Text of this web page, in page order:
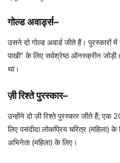
गोल्ड अवार्ड्स–
उसने दो गोल्ड अवार्ड जीते हैं। पुरस्कारों में
पाखी” के लिए सर्वश्रेष्ठ ऑनस्क्रीन
था।
ज़ी रिश्ते पुरस्कार–
उन्होंने दो ज़ी रिश्ते पुरस्कार जीते हैं; एक
लिए पसंदीदा लोकप्रिय चरित्र (महिला)
अभिनेता (महिला) के लिए।